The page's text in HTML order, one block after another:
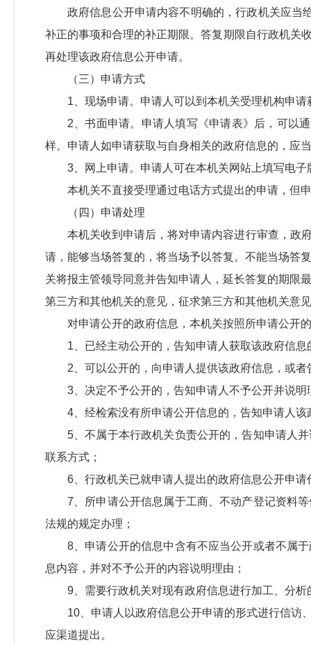
政府信息公开申请内容不明确的，行政机关应当
补正的事项和合理的补正期限。答复期限自行政机关
再处理该政府信息公开申请。
（三）申请方式
1、现场申请。申请人可以到本机关受理机构申
2、书面申请。申请人填写《申请表》后，可以
样。申请人如申请获取与自身相关的政府信息的，应
3、网上申请。申请人可在本机关网站上填写电
本机关不直接受理通过电话方式提出的申请，但
（四）申请处理
本机关收到申请后，将对申请内容进行审查，政
请，能够当场答复的，将当场予以答复。不能当场答
关将报主管领导同意并告知申请人，延长答复的期限
第三方和其他机关的意见，征求第三方和其他机关意
对申请公开的政府信息，本机关按照所申请公开
1、已经主动公开的，告知申请人获取该政府信息
2、可以公开的，向申请人提供该政府信息，或
3、决定不予公开的，告知申请人不予公开并说明
4、经检索没有所申请公开信息的，告知申请人该
5、不属于本行政机关负责公开的，告知申请人
联系方式；
6、行政机关已就申请人提出的政府信息公开申
7、所申请公开信息属于工商、不动产登记资料
法规的规定办理；
8、申请公开的信息中含有不应当公开或者不属
息内容，并对不予公开的内容说明理由；
9、需要行政机关对现有政府信息进行加工、分
10、申请人以政府信息公开申请的形式进行信访
应渠道提出。